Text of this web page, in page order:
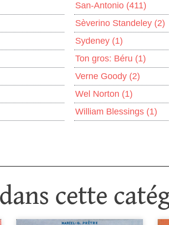
San-Antonio (411)
Sèverino Standeley (2)
Sydeney (1)
Ton gros: Béru (1)
Verne Goody (2)
Wel Norton (1)
William Blessings (1)
cette